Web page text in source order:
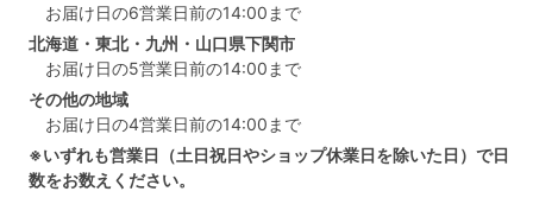
お届け日の6営業日前の14:00まで
北海道・東北・九州・山口県下関市
お届け日の5営業日前の14:00まで
その他の地域
お届け日の4営業日前の14:00まで
※いずれも営業日（土日祝日やショップ休業日を除いた日）で日
数をお数えください。